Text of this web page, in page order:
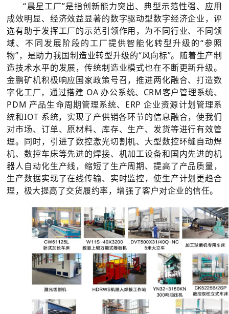
“晨星工厂”是指创新能力突出、典型示范性强、应用
成效明显、经济效益显著的数字驱动型数字经济企业，评
选有助于发挥工厂的示范引领作用，为不同行业、不同领
域、不同发展阶段的工厂提供智能化转型升级的“参照
物”，是助力我国制造业转型升级的“风向标”。随着生产制
造技术水平的发展，传统制造业模式也在不断更新升级。
金鹏矿机积极响应国家政策号召，推进两化融合、打造数
字化工厂，通过搭建 OA 办公系统、CRM客户管理系统、
PDM 产品生命周期管理系统、ERP 企业资源计划管理系
统和IOT 系统，实现了产供销各环节的信息融合，使我们
对市场、订单、原材料、库存、生产、发货等进行有效管
理。同时，引进了数控激光切割机、大型数控环缝自动焊
机、数控车床等先进的焊接、机加工设备和国内先进的机
器人自动化生产线，缩短了生产周期、提高了产品质量，
生产数据实现了在线传输、实时监控，使生产计划更趋合
理，极大提高了交货履约率，增强了客户对企业的信任。
 新闻中心
 矿山设计院
 选矿实验室
 关于金鹏
发展历程
企业文化
专家团队
 联系我们